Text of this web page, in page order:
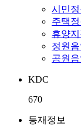
시민정
주택정
휴양지
정원음
공원음
KDC
670
등재정보